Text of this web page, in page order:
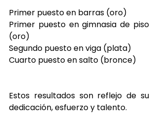
Primer puesto en barras (oro)
Primer puesto en gimnasia de piso
(oro)
Segundo puesto en viga (plata)
Cuarto puesto en salto (bronce)
Estos resultados son reflejo de su
dedicación, esfuerzo y talento.